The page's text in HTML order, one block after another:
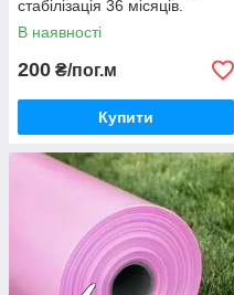
стабілізація 36 місяців.
В наявності
200 ₴/пог.м
Купити